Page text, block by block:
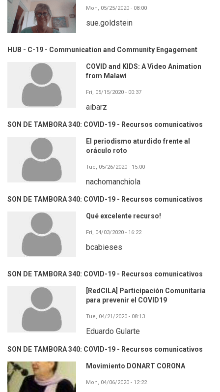
Mon, 05/25/2020 - 08:00
sue.goldstein
HUB - C-19 - Communication and Community Engagement
COVID and KIDS: A Video Animation
from Malawi
Fri, 05/15/2020 - 00:37
aibarz
SON DE TAMBORA 340: COVID-19 - Recursos comunicativos
El periodismo aturdido frente al
oráculo roto
Tue, 05/26/2020 - 15:00
nachomanchiola
SON DE TAMBORA 340: COVID-19 - Recursos comunicativos
Qué excelente recurso!
Fri, 04/03/2020 - 16:22
bcabieses
SON DE TAMBORA 340: COVID-19 - Recursos comunicativos
[RedCILA] Participación Comunitaria
para prevenir el COVID19
Tue, 04/21/2020 - 08:13
Eduardo Gularte
SON DE TAMBORA 340: COVID-19 - Recursos comunicativos
Movimiento DONART CORONA
Mon, 04/06/2020 - 12:22